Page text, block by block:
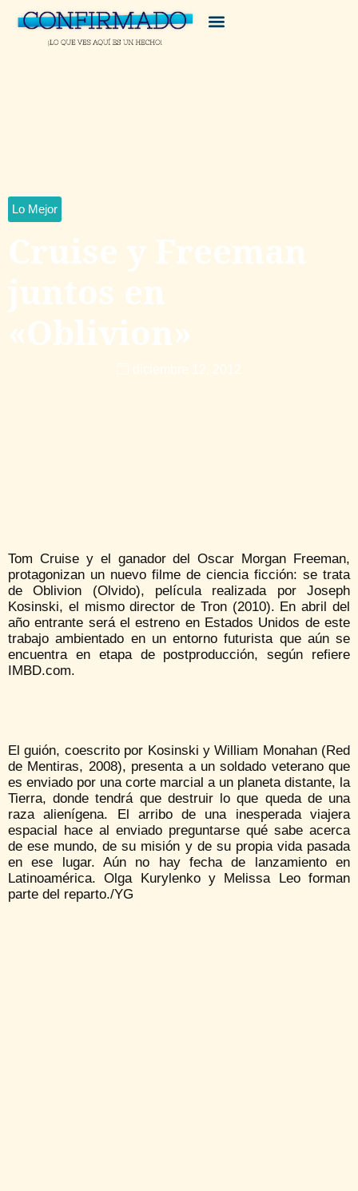
Lo Mejor
Cruise y Freeman
juntos en
«Oblivion»
diciembre 12, 2012
Tom Cruise y el ganador del Oscar Morgan Freeman,
protagonizan un nuevo filme de ciencia ficción: se trata
de Oblivion (Olvido), película realizada por Joseph
Kosinski, el mismo director de Tron (2010). En abril del
año entrante será el estreno en Estados Unidos de este
trabajo ambientado en un entorno futurista que aún se
encuentra en etapa de postproducción, según refiere
IMBD.com.
El guión, coescrito por Kosinski y William Monahan (Red
de Mentiras, 2008), presenta a un soldado veterano que
es enviado por una corte marcial a un planeta distante, la
Tierra, donde tendrá que destruir lo que queda de una
raza alienígena. El arribo de una inesperada viajera
espacial hace al enviado preguntarse qué sabe acerca
de ese mundo, de su misión y de su propia vida pasada
en ese lugar. Aún no hay fecha de lanzamiento en
Latinoamérica. Olga Kurylenko y Melissa Leo forman
parte del reparto./YG